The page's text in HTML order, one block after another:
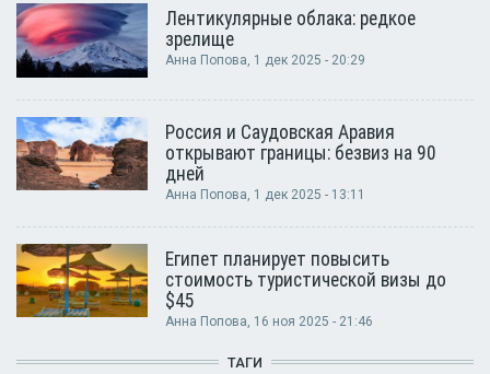
Лентикулярные облака: редкое
зрелище
Анна Попова, 1 дек 2025 - 20:29
Россия и Саудовская Аравия
открывают границы: безвиз на 90
дней
Анна Попова, 1 дек 2025 - 13:11
Египет планирует повысить
стоимость туристической визы до
$45
Анна Попова, 16 ноя 2025 - 21:46
ТАГИ